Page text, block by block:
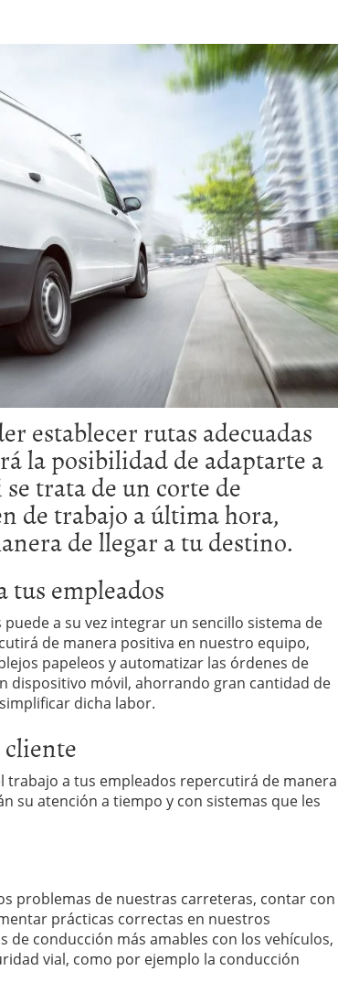
establecer rutas adecuadas
la posibilidad de adaptarte a
trata de un corte de
de trabajo a última hora,
de llegar a tu destino.
tus empleados
a su vez integrar un sencillo sistema de
de manera positiva en nuestro equipo,
papeleos y automatizar las órdenes de
dispositivo móvil, ahorrando gran cantidad de
dicha labor.
trabajo a tus empleados repercutirá de manera
su atención a tiempo y con sistemas que les
problemas de nuestras carreteras, contar con
prácticas correctas en nuestros
conducción más amables con los vehículos,
vial, como por ejemplo la conducción